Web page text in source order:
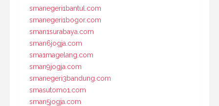
smanegeri1bantul.com
smanegeri1bogor.com
sman1surabaya.com
sman6jogja.com
sma1magelang.com
sman9jogja.com
smanegeri3bandung.com
smasutomo1.com
sman5jogja.com